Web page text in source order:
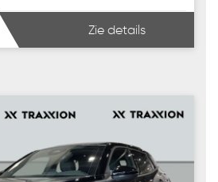
Zie details